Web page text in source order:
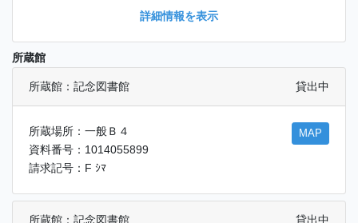
詳細情報を表示
所蔵館
所蔵館：記念図書館 貸出中
所蔵場所：一般Ｂ４
資料番号：1014055899
請求記号：F ｼﾏ
MAP
所蔵館：記念図書館 貸出中